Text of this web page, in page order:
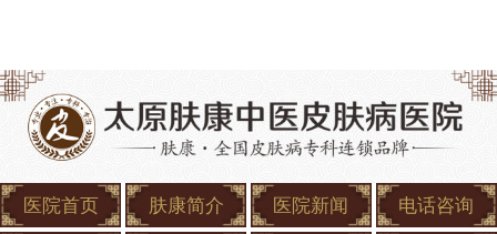
医院首页 肤康简介 医院新闻 电话咨询